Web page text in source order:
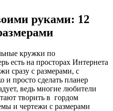
руками: 12
кружки по
есть на просторах Интернета
сразу с размерами, с
просто сделать планер
ведь многие любители
творить в гордом
и чертежи с размерами